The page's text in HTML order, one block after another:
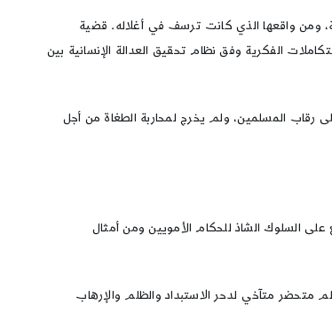
ومن واقعها الذي كانت ترسف في أغلاله. قضية
الفكرية وفق نظام تحقيق العدالة الإنسانية بين
رقاب المسلمين، ولم يخرج لمحاربة الطغاة من أجل
على السلوك الشاذ للحكام الأمويين ومن أمثال
متحضر متآخي لدحر الاستبداد والظلم والإرهاب